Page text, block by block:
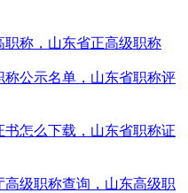
职称，山东省正高级职称
称公示名单，山东省职称评
怎么下载，山东省职称证
高级职称查询，山东高级职